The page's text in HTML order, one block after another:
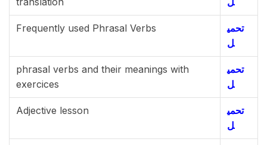
Frequently used Phrasal Verbs
تحمي
ل
phrasal verbs and their meanings with
exercices
تحمي
ل
Adjective lesson
تحمي
ل